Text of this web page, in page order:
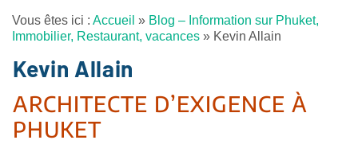
Vous êtes ici : Accueil » Blog – Information sur Phuket,
Immobilier, Restaurant, vacances » Kevin Allain
Kevin Allain
ARCHITECTE D’EXIGENCE À
PHUKET